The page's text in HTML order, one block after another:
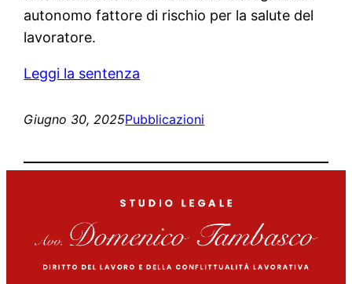
autonomo fattore di rischio per la salute del
lavoratore.
Leggi la sentenza
Giugno 30, 2025Pubblicazioni